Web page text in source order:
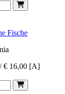
Fische
€ 16,00 [A]